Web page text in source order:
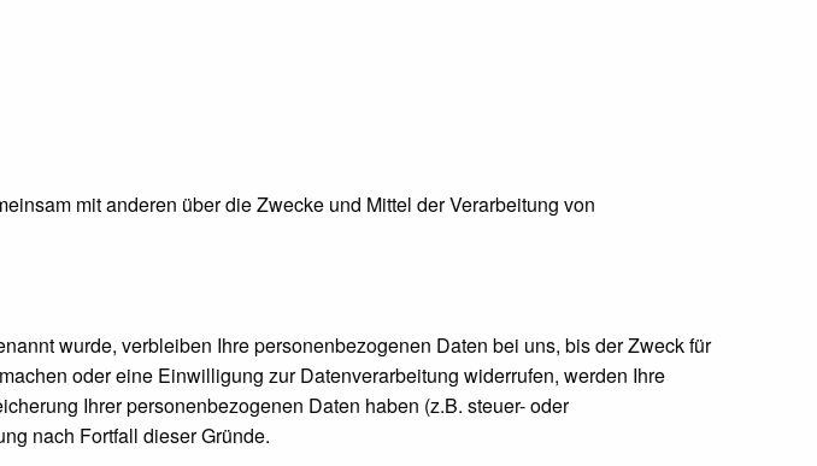
mit anderen über die Zwecke und Mittel der Verarbeitung von
wurde, verbleiben Ihre personenbezogenen Daten bei uns, bis der Zweck für
oder eine Einwilligung zur Datenverarbeitung widerrufen, werden Ihre
Ihrer personenbezogenen Daten haben (z.B. steuer- oder
nach Fortfall dieser Gründe.